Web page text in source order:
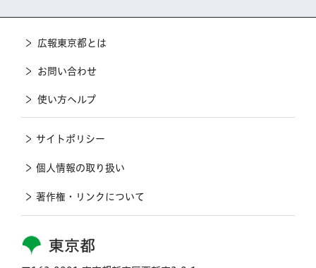
東京都
広報東京都とは
お問い合わせ
使い方ヘルプ
サイトポリシー
個人情報の取り扱い
著作権・リンクについて